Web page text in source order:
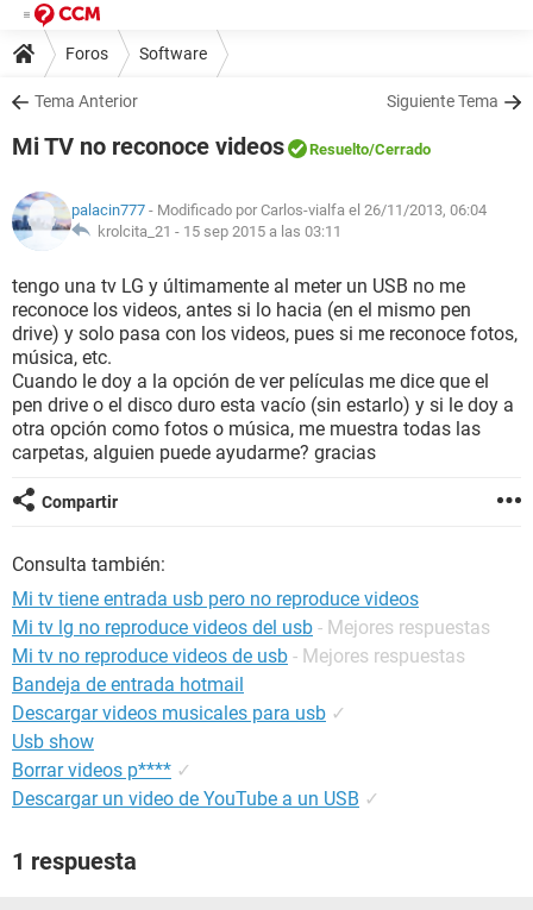
Foros Software
Tema Anterior Siguiente Tema
Mi TV no reconoce videos Resuelto/Cerrado
palacin777 - Modificado por Carlos-vialfa el 26/11/2013, 06:04
krolcita_21 - 15 sep 2015 a las 03:11
tengo una tv LG y últimamente al meter un USB no me
reconoce los videos, antes si lo hacia (en el mismo pen
drive) y solo pasa con los videos, pues si me reconoce fotos,
música, etc.
Cuando le doy a la opción de ver películas me dice que el
pen drive o el disco duro esta vacío (sin estarlo) y si le doy a
otra opción como fotos o música, me muestra todas las
carpetas, alguien puede ayudarme? gracias
Compartir
Consulta también:
Mi tv tiene entrada usb pero no reproduce videos
Mi tv lg no reproduce videos del usb - Mejores respuestas
Mi tv no reproduce videos de usb - Mejores respuestas
Bandeja de entrada hotmail
Descargar videos musicales para usb ✓
Usb show
Borrar videos p**** ✓
Descargar un video de YouTube a un USB ✓
1 respuesta